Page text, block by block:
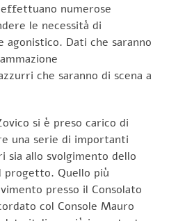
numerose
le necessità di
Dati che saranno
che saranno di scena a
si è preso carico di
una serie di importanti
sia allo svolgimento dello
progetto. Quello più
presso il Consolato
col Console Mauro